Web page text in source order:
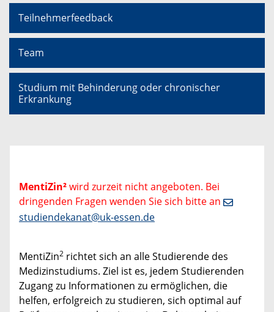
Teilnehmerfeedback
Team
Studium mit Behinderung oder chronischer
Erkrankung
MentiZin²wird zurzeit nicht angeboten. Bei
dringenden Fragen wenden Sie sich bitte an
studiendekanat@uk-essen.de
MentiZin2 richtet sich an alle Studierende des
Medizinstudiums. Ziel ist es, jedem Studierenden
Zugang zu Informationen zu ermöglichen, die
helfen, erfolgreich zu studieren, sich optimal auf